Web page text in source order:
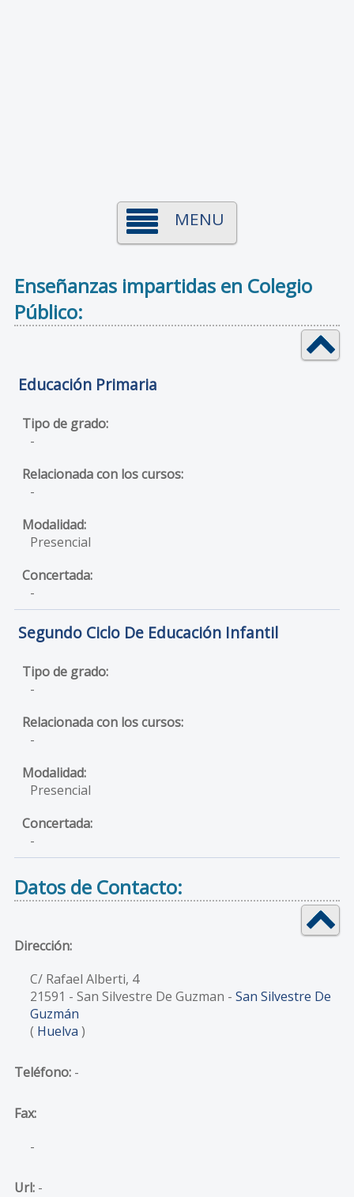
MENU
Enseñanzas impartidas en Colegio
Público:
Educación Primaria
-
-
Presencial
-
Segundo Ciclo De Educación Infantil
-
-
Presencial
-
Datos de Contacto:
Dirección:
C/ Rafael Alberti, 4
21591 - San Silvestre De Guzman - San Silvestre De
Guzmán
( Huelva )
Teléfono:-
Fax:
-
Url:-